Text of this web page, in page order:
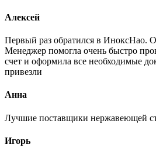
Алексей
Первый раз обратился в ИноксНао.
Менеджер помогла очень быстро
счет и оформила все необходимые
привезли
Анна
Лучшие поставщики нержавеющей
Игорь